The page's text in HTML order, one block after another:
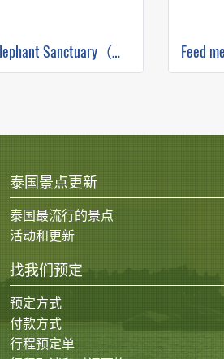
Maerim Elephant Sanctuary（早上半天）
泰国景点更新
泰国最流行的景点
活动和更新
找我们预定
预定方式
付款方式
行程预定单